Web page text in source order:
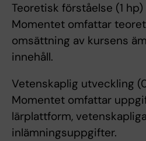
Teoretisk förståelse (1 hp)
Momentet omfattar
omsättning av kursens
innehåll.
Vetenskaplig utveckling
Momentet omfattar
lärplattform,
inlämningsuppgifter.